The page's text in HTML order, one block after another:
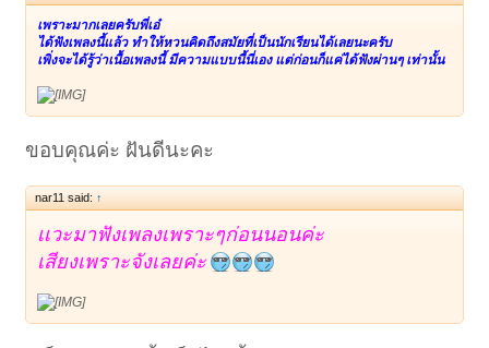
เพราะมากเลยครับพี่เอ๋
ได้ฟังเพลงนี้แล้ว ทำให้หวนคิดถึงสมัยที่เป็นนักเรียนได้เลยนะครับ
เพิ่งจะได้รู้ว่าเนื้อเพลงนี้ มีความแบบนี้นี่เอง แต่ก่อนก็แค่ได้ฟังผ่านๆ เท่านั้น
ขอบคุณค่ะ ฝันดีนะคะ
nar11 said: ↑
เเวะมาฟังเพลงเพราะๆก่อนนอนค่ะ
เสียงเพราะจังเลยค่ะ